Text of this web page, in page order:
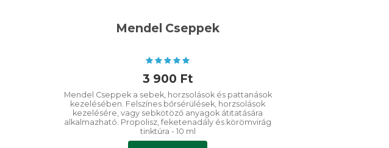
Mendel Cseppek
3 900 Ft
Mendel Cseppek a sebek, horzsolások és pattanások
kezelésében. Felszínes bőrsérülések, horzsolások
kezelésére, vagy sebkötöző anyagok átitatására
alkalmazható. Propolisz, feketenadály és körömvirág
tinktúra - 10 ml